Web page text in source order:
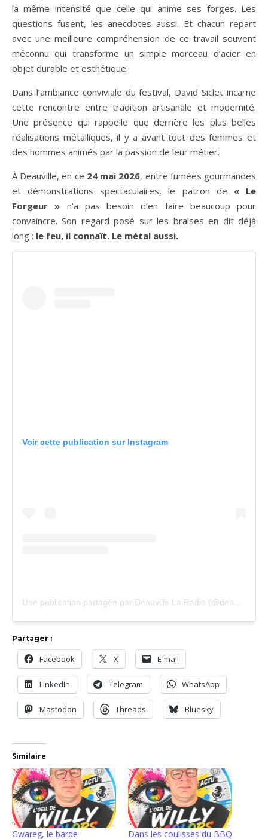
la même intensité que celle qui anime ses forges. Les
questions fusent, les anecdotes aussi. Et chacun repart
avec une meilleure compréhension de ce travail souvent
méconnu qui transforme un simple morceau d’acier en
objet durable et esthétique.
Dans l’ambiance conviviale du festival, David Siclet incarne
cette rencontre entre tradition artisanale et modernité.
Une présence qui rappelle que derrière les plus belles
réalisations métalliques, il y a avant tout des femmes et
des hommes animés par la passion de leur métier.
À Deauville, en ce 24 mai 2026, entre fumées gourmandes
et démonstrations spectaculaires, le patron de « Le
Forgeur » n’a pas besoin d’en faire beaucoup pour
convaincre. Son regard posé sur les braises en dit déjà
long : le feu, il connaît. Le métal aussi.
Voir cette publication sur Instagram
Partager :
Facebook X E-mail
LinkedIn Telegram WhatsApp
Mastodon Threads Bluesky
Similaire
Gwareg, le barde
Dans les coulisses du BBQ